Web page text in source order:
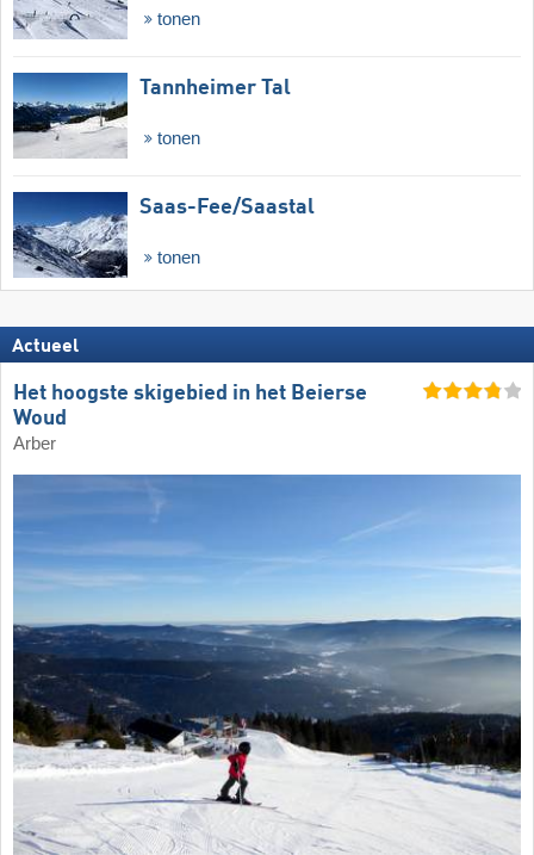
tonen
Tannheimer Tal
tonen
Saas-Fee/​Saastal
tonen
Actueel
Het hoogste skigebied in het Beierse
Woud
Arber